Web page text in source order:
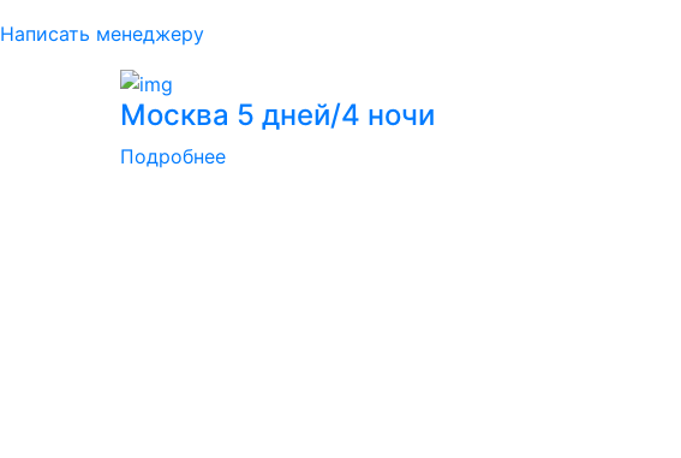
Написать менеджеру
Москва 5 дней/4 ночи
Подробнее